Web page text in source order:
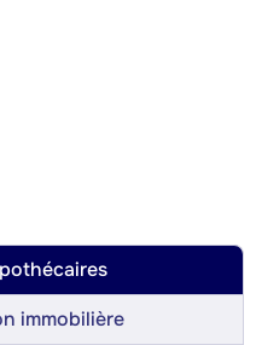
immobilière